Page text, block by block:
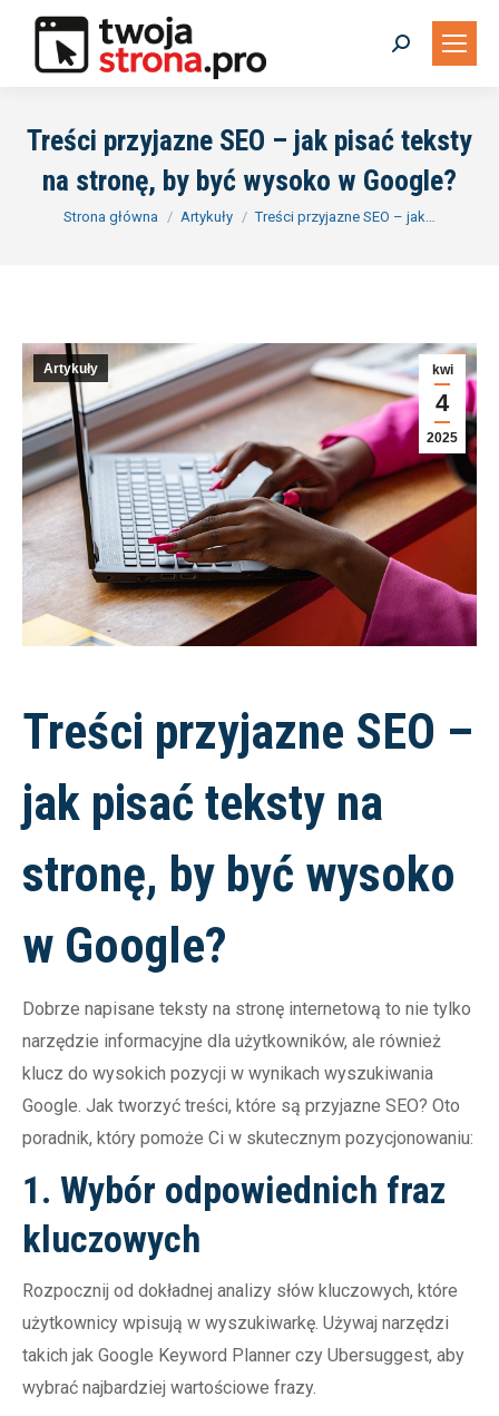
Szukaj:
Treści przyjazne SEO – jak pisać teksty
na stronę, by być wysoko w Google?
Jesteś tutaj:
Strona główna Artykuły Treści przyjazne SEO – jak…
kwi
4
2025
Artykuły
Treści przyjazne SEO –
jak pisać teksty na
stronę, by być wysoko
w Google?
Dobrze napisane teksty na stronę internetową to nie tylko
narzędzie informacyjne dla użytkowników, ale również
klucz do wysokich pozycji w wynikach wyszukiwania
Google. Jak tworzyć treści, które są przyjazne SEO? Oto
poradnik, który pomoże Ci w skutecznym pozycjonowaniu:
1. Wybór odpowiednich fraz
kluczowych
Rozpocznij od dokładnej analizy słów kluczowych, które
użytkownicy wpisują w wyszukiwarkę. Używaj narzędzi
takich jak Google Keyword Planner czy Ubersuggest, aby
wybrać najbardziej wartościowe frazy.